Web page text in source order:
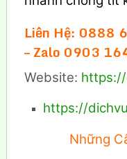
Liên Hệ: 0888
– Zalo 0903
Website:
https://
Những